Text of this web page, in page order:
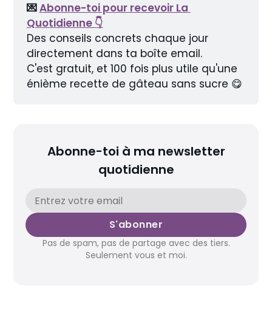
💌 Abonne-toi pour recevoir La
Quotidienne 👇
Des conseils concrets chaque jour
directement dans ta boîte email.
C'est gratuit, et 100 fois plus utile qu'une
énième recette de gâteau sans sucre 😋
Abonne-toi à ma newsletter
quotidienne
S'abonner
Pas de spam, pas de partage avec des tiers.
Seulement vous et moi.